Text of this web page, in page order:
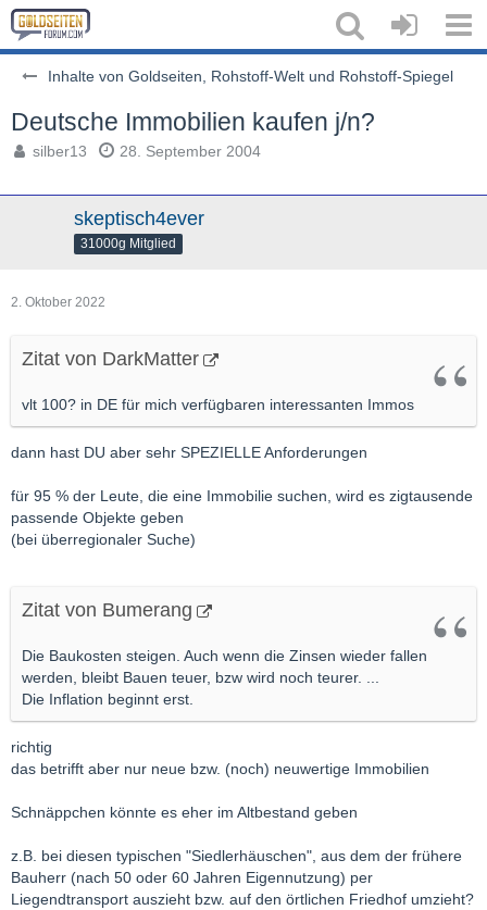
Inhalte von Goldseiten, Rohstoff-Welt und Rohstoff-Spiegel
Deutsche Immobilien kaufen j/n?
silber13 28. September 2004
skeptisch4ever
31000g Mitglied
2. Oktober 2022
Zitat von DarkMatter
vlt 100? in DE für mich verfügbaren interessanten Immos
dann hast DU aber sehr SPEZIELLE Anforderungen
für 95 % der Leute, die eine Immobilie suchen, wird es zigtausende
passende Objekte geben
(bei überregionaler Suche)
Zitat von Bumerang
Die Baukosten steigen. Auch wenn die Zinsen wieder fallen
werden, bleibt Bauen teuer, bzw wird noch teurer. ...
Die Inflation beginnt erst.
richtig
das betrifft aber nur neue bzw. (noch) neuwertige Immobilien
Schnäppchen könnte es eher im Altbestand geben
z.B. bei diesen typischen "Siedlerhäuschen", aus dem der frühere
Bauherr (nach 50 oder 60 Jahren Eigennutzung) per
Liegendtransport auszieht bzw. auf den örtlichen Friedhof umzieht?